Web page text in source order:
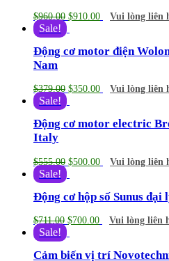
$960.00 $910.00 Vui lòng liên
Sale!
Động cơ motor điện
Nam
$379.00 $350.00 Vui lòng liên
Sale!
Động cơ motor electric
Italy
$555.00 $500.00 Vui lòng liên
Sale!
Động cơ hộp số Sunus
$711.00 $700.00 Vui lòng liên
Sale!
Cảm biến vị trí